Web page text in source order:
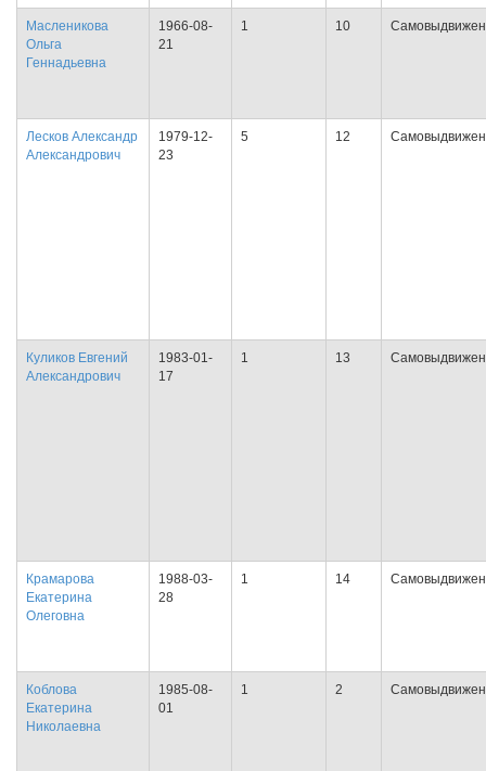
Масленикова
Ольга
Геннадьевна
1966-08-
21
1 10
Лесков Александр
Александрович
1979-12-
23
5 12
Куликов Евгений
Александрович
1983-01-
17
1 13
Крамарова
Екатерина
Олеговна
1988-03-
28
1 14
Коблова
Екатерина
Николаевна
1985-08-
01
1 2